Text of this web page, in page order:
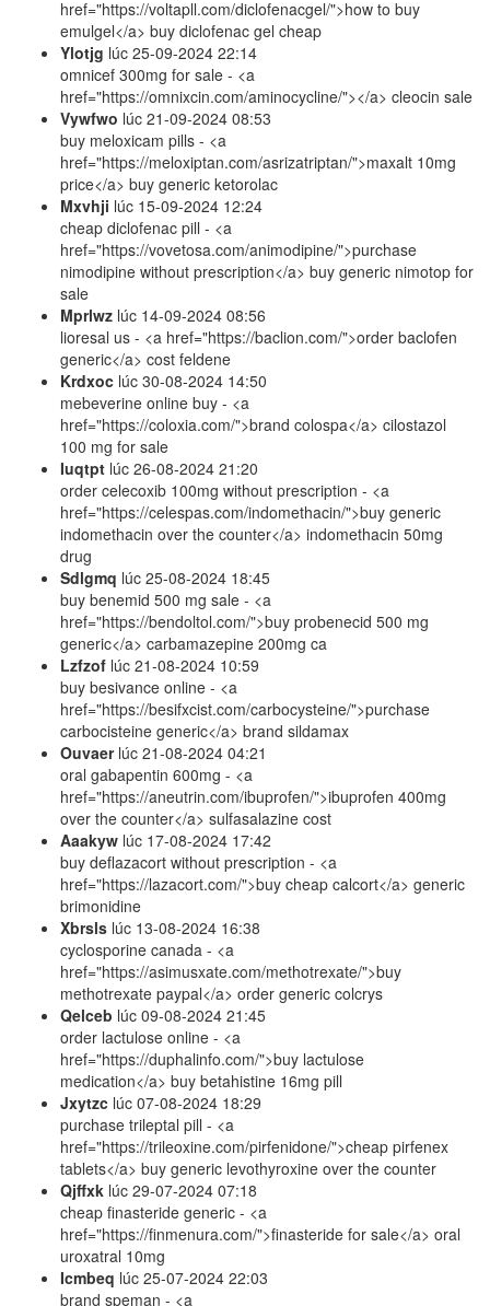
href="https://voltapll.com/diclofenacgel/">how to buy
emulgel</a> buy diclofenac gel cheap
Ylotjg lúc 25-09-2024 22:14
omnicef 300mg for sale - <a
href="https://omnixcin.com/aminocycline/"></a> cleocin sale
Vywfwo lúc 21-09-2024 08:53
buy meloxicam pills - <a
href="https://meloxiptan.com/asrizatriptan/">maxalt 10mg
price</a> buy generic ketorolac
Mxvhji lúc 15-09-2024 12:24
cheap diclofenac pill - <a
href="https://vovetosa.com/animodipine/">purchase
nimodipine without prescription</a> buy generic nimotop for
sale
Mprlwz lúc 14-09-2024 08:56
lioresal us - <a href="https://baclion.com/">order baclofen
generic</a> cost feldene
Krdxoc lúc 30-08-2024 14:50
mebeverine online buy - <a
href="https://coloxia.com/">brand colospa</a> cilostazol
100 mg for sale
Iuqtpt lúc 26-08-2024 21:20
order celecoxib 100mg without prescription - <a
href="https://celespas.com/indomethacin/">buy generic
indomethacin over the counter</a> indomethacin 50mg
drug
Sdlgmq lúc 25-08-2024 18:45
buy benemid 500 mg sale - <a
href="https://bendoltol.com/">buy probenecid 500 mg
generic</a> carbamazepine 200mg ca
Lzfzof lúc 21-08-2024 10:59
buy besivance online - <a
href="https://besifxcist.com/carbocysteine/">purchase
carbocisteine generic</a> brand sildamax
Ouvaerlúc 21-08-2024 04:21
oral gabapentin 600mg - <a
href="https://aneutrin.com/ibuprofen/">ibuprofen 400mg
over the counter</a> sulfasalazine cost
Aaakyw lúc 17-08-2024 17:42
buy deflazacort without prescription - <a
href="https://lazacort.com/">buy cheap calcort</a> generic
brimonidine
Xbrsls lúc 13-08-2024 16:38
cyclosporine canada - <a
href="https://asimusxate.com/methotrexate/">buy
methotrexate paypal</a> order generic colcrys
Qelceb lúc 09-08-2024 21:45
order lactulose online - <a
href="https://duphalinfo.com/">buy lactulose
medication</a> buy betahistine 16mg pill
Jxytzc lúc 07-08-2024 18:29
purchase trileptal pill - <a
href="https://trileoxine.com/pirfenidone/">cheap pirfenex
tablets</a> buy generic levothyroxine over the counter
Qjffxk lúc 29-07-2024 07:18
cheap finasteride generic - <a
href="https://finmenura.com/">finasteride for sale</a> oral
uroxatral 10mg
Icmbeq lúc 25-07-2024 22:03
brand speman - <a